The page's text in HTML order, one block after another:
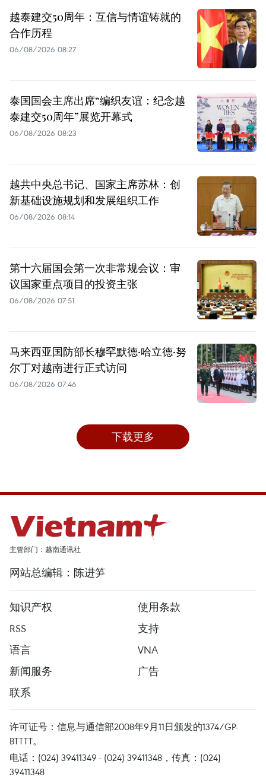
越泰建交50周年：互信与情谊铸就的
合作历程
06/08/2026 08:27
泰国国会主席出席“编织友谊：纪念越
泰建交50周年”展览开幕式
06/08/2026 08:23
越共中央总书记、国家主席苏林：创
新基础设施规划和发展组织工作
06/08/2026 08:14
第十六届国会第一次非常规会议：审
议国家重点项目的投资主张
06/08/2026 07:51
马来西亚国防部长穆罕默德·哈立德·努
尔丁对越南进行正式访问
06/08/2026 07:46
下载更多
主管部门：越南通讯社
网站总编辑：陈进笋
知识产权
使用条款
RSS
支持
语言
VNA
新闻服务
广告
联系
许可证号：信息与通信部2008年9月11日颁发的1374/GP-
BTTTT。
电话：(024) 39411349 - (024) 39411348，传真：(024)
39411348